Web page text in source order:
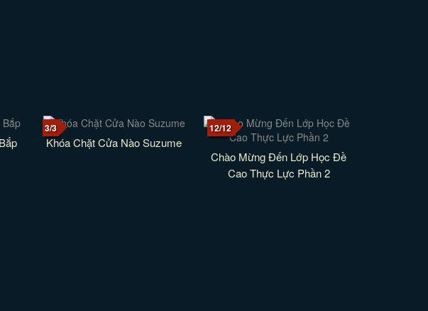
3/3
Khóa Chặt Cửa Nào Suzume
12/12
Chào Mừng Đến Lớp Học Đề
Cao Thực Lực Phần 2